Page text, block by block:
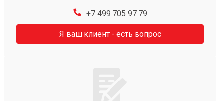
+7 499 705 97 79
Я ваш клиент - есть вопрос